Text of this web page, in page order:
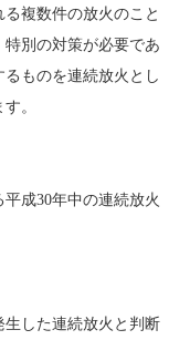
複数件の放火のこと
別の対策が必要であ
ものを連続放火とし
。
成30年中の連続放火
した連続放火と判断